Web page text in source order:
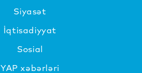
Siyasət
İqtisadiyyat
Sosial
YAP xəbərləri